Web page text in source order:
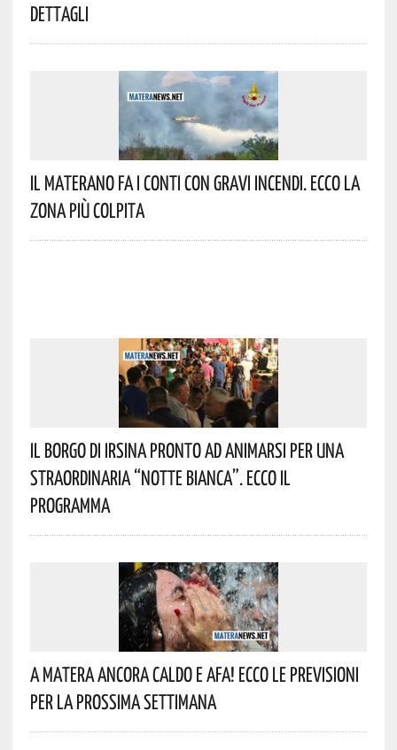
Dettagli
Il Materano Fa I Conti Con Gravi Incendi. Ecco La
Zona Più Colpita
Il Borgo Di Irsina Pronto Ad Animarsi Per Una
Straordinaria “Notte Bianca”. Ecco Il
Programma
A Matera Ancora Caldo E Afa! Ecco Le Previsioni
Per La Prossima Settimana